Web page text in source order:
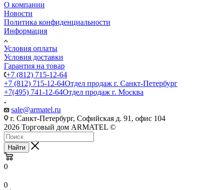
О компании
Новости
Политика конфиденциальности
Информация
Условия оплаты
Условия доставки
Гарантия на товар
+7 (812) 715-12-64
+7 (812) 715-12-64Отдел продаж г. Санкт-Петербург
+7(495) 741-12-64Отдел продаж г. Москва
sale@armatel.ru
г. Санкт-Петербург, Софийская д. 91, офис 104
2026 Торговый дом ARMATEL ©
Найти
0
0